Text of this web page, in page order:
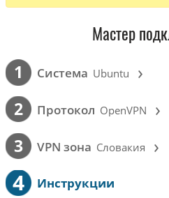
Мастер
1 Cистема Ubuntu ›
2 Протокол OpenVPN ›
3 VPN зона Словакия ›
4 Инструкции